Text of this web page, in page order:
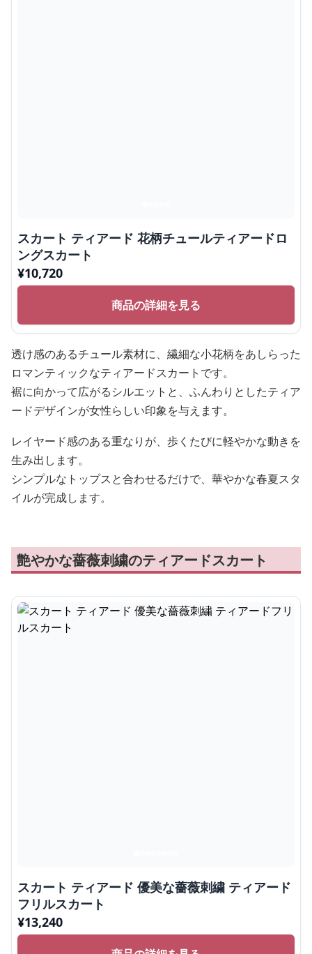
スカート ティアード 花柄チュールティアードロ
ングスカート
¥10,720
商品の詳細を見る
透け感のあるチュール素材に、繊細な小花柄をあしらった
ロマンティックなティアードスカートです。
裾に向かって広がるシルエットと、ふんわりとしたティア
ードデザインが女性らしい印象を与えます。
レイヤード感のある重なりが、歩くたびに軽やかな動きを
生み出します。
シンプルなトップスと合わせるだけで、華やかな春夏スタ
イルが完成します。
艶やかな薔薇刺繍のティアードスカート
スカート ティアード 優美な薔薇刺繍 ティアード
フリルスカート
¥13,240